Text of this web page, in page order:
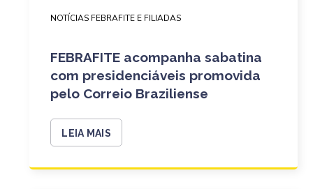
NOTÍCIAS FEBRAFITE E FILIADAS
FEBRAFITE acompanha sabatina
com presidenciáveis promovida
pelo Correio Braziliense
LEIA MAIS